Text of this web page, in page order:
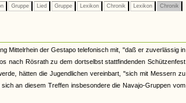
Gruppe Lied Gruppe Lexikon Chronik Lexikon Chronik
Mittelrhein der Gestapo telefonisch mit, "daß er zuverlässig in
nach Rösrath zu dem dortselbst stattfindenden Schützenfest
hätten die Jugendlichen vereinbart, "sich mit Messern zu
an diesem Treffen insbesondere die Navajo-Gruppen vom